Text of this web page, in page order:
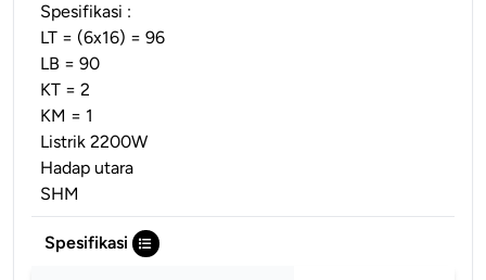
Spesifikasi :
LT = (6x16) = 96
LB = 90
KT = 2
KM = 1
Listrik 2200W
Hadap utara
SHM
Spesifikasi